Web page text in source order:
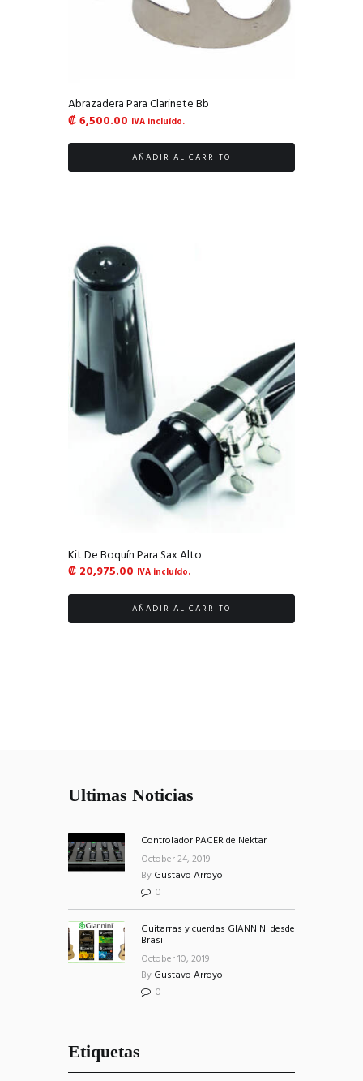
Abrazadera Para Clarinete Bb
₡6,500.00 IVA incluído.
AÑADIR AL CARRITO
Kit De Boquín Para Sax Alto
₡ 20,975.00 IVA incluído.
AÑADIR AL CARRITO
Ultimas Noticias
Controlador PACER de Nektar
October 24, 2019
By Gustavo Arroyo
0
Guitarras y cuerdas GIANNINI desde
Brasil
October 10, 2019
By Gustavo Arroyo
0
Etiquetas